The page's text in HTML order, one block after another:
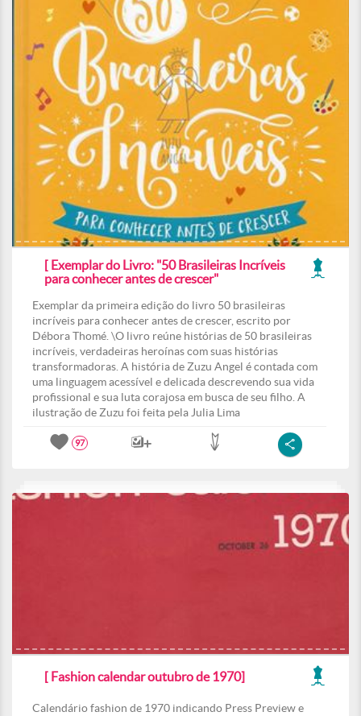
[ Exemplar do Livro: "50 Brasileiras Incríveis
para conhecer antes de crescer"
Exemplar da primeira edição do livro 50 brasileiras
incríveis para conhecer antes de crescer, escrito por
Débora Thomé. \O livro reúne histórias de 50 brasileiras
incríveis, verdadeiras heroínas com suas histórias
transformadoras. A história de Zuzu Angel é contada com
uma linguagem acessível e delicada descrevendo sua vida
profissional e sua luta corajosa em busca de seu filho. A
ilustração de Zuzu foi feita pela Julia Lima
97
[ Fashion calendar outubro de 1970]
Calendário fashion de 1970 indicando Press Preview e